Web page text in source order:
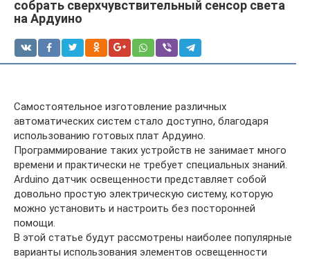
собрать сверхчувствительный сенсор света
на Ардуино
Самостоятельное изготовление различных
автоматических систем стало доступно, благодаря
использованию готовых плат Ардуино.
Программирование таких устройств не занимает много
времени и практически не требует специальных знаний.
Arduino датчик освещенности представляет собой
довольно простую электрическую систему, которую
можно установить и настроить без посторонней
помощи.
В этой статье будут рассмотрены наиболее популярные
варианты использования элементов освещенности